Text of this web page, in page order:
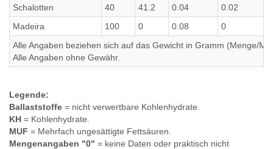
Schalotten
40 41.2 0.04
0.02
Madeira
100 0 0.08
0
Alle Angaben beziehen sich auf das Gewicht in Gramm (Menge/
Alle Angaben ohne Gewähr.
Legende:
Ballaststoffe = nicht verwertbare Kohlenhydrate.
KH = Kohlenhydrate.
MUF = Mehrfach ungesättigte Fettsäuren.
Mengenangaben "0" = keine Daten oder praktisch nicht